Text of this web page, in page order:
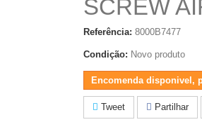
SCREW
Referência: 8000B7477
Condição: Novo produto
Encomenda disponivel,
Tweet Partilhar